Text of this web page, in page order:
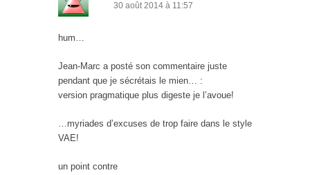
30 août 2014 à 11:57
hum…
Jean-Marc a posté son commentaire juste
pendant que je sécrétais le mien… :
version pragmatique plus digeste je l’avoue!
…myriades d’excuses de trop faire dans le style
VAE!
un point contre